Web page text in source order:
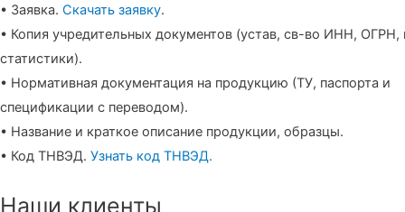
• Заявка. Скачать заявку.
• Копия учредительных документов (устав, св-во ИНН, ОГРН,
статистики).
• Нормативная документация на продукцию (ТУ, паспорта и
спецификации с переводом).
• Название и краткое описание продукции, образцы.
• Код ТНВЭД. Узнать код ТНВЭД.
Наши клиенты